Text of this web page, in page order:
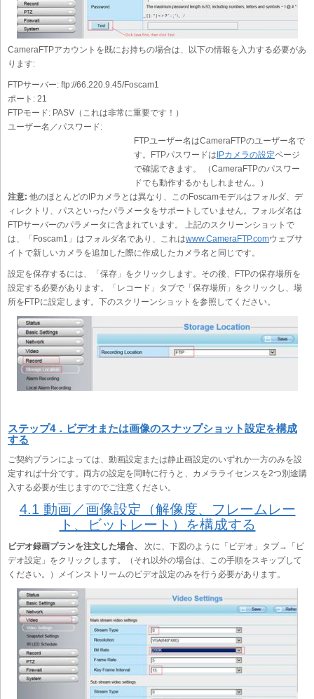
CameraFTPアカウントを既にお持ちの場合は、以下の情報を入力する必要があ
ります:
FTPサーバー: ftp://66.220.9.45/Foscam1
ポート: 21
FTPモード: PASV（これは非常に重要です！）
ユーザー名／パスワード:
FTPユーザー名はCameraFTPのユーザー名で
す。FTPパスワードはIPカメラの設定ページ
で確認できます。 （CameraFTPのパスワー
ドでも動作するかもしれません。）
注意: 他のほとんどのIPカメラとは異なり、このFoscamモデルはフォルダ、デ
ィレクトリ、パスといったパラメータをサポートしていません。フォルダ名は
FTPサーバーのパラメータに含まれています。 上記のスクリーンショットで
は、「Foscam1」はフォルダ名であり、これはwww.CameraFTP.comウェブサ
イトで新しいカメラを追加した際に作成したカメラ名と同じです。
設定を保存するには、「保存」をクリックします。その後、FTPの保存場所を
設定する必要があります。「レコード」タブで「保存場所」をクリックし、場
所をFTPに設定します。下のスクリーンショットを参照してください。
ステップ4．ビデオまたは画像のスナップショット設定を構成
する
ご契約プランによっては、動画設定または静止画設定のいずれか一方のみを設
定すれば十分です。両方の設定を同時に行うと、カメラライセンスを2つ別途購
入する必要が生じますのでご注意ください。
4.1 動画／画像設定（解像度、フレームレー
ト、ビットレート）を構成する
ビデオ録画プランを注文した場合、
次に、下図のように「ビデオ」タブ→「ビ
デオ設定」をクリックします。（それ以外の場合は、この手順をスキップして
ください。）メインストリームのビデオ設定のみを行う必要があります。